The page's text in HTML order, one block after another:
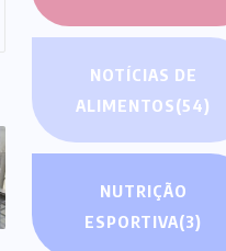
NOTÍCIAS DE
ALIMENTOS(54)
NUTRIÇÃO
ESPORTIVA(3)